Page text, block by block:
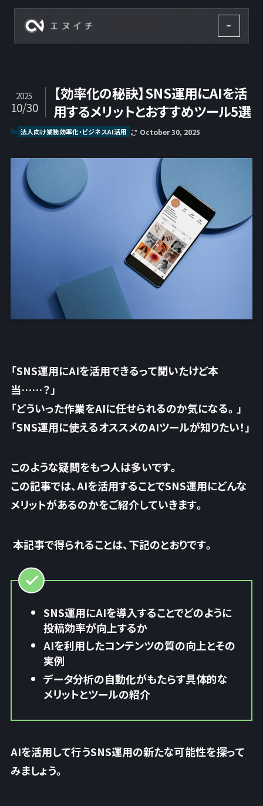
【効率化の秘訣】SNS運用にAIを活
用するメリットとおすすめツール5選
2025
10/30
法人向け業務効率化・ビジネスAI活用 October 30, 2025
「SNS運用にAIを活用できるって聞いたけど本
当……？」
「どういった作業をAIに任せられるのか気になる。」
「SNS運用に使えるオススメのAIツールが知りたい！」
このような疑問をもつ人は多いです。
この記事では、AIを活用することでSNS運用にどんな
メリットがあるのかをご紹介していきます。
本記事で得られることは、下記のとおりです。
SNS運用にAIを導入することでどのように
投稿効率が向上するか
AIを利用したコンテンツの質の向上とその
実例
データ分析の自動化がもたらす具体的な
メリットとツールの紹介
AIを活用して行うSNS運用の新たな可能性を探って
みましょう。